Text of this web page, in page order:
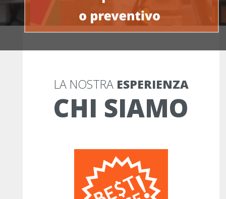
Chi Siamo
CHI SIAMO
LA NOSTRA ESPERIENZA